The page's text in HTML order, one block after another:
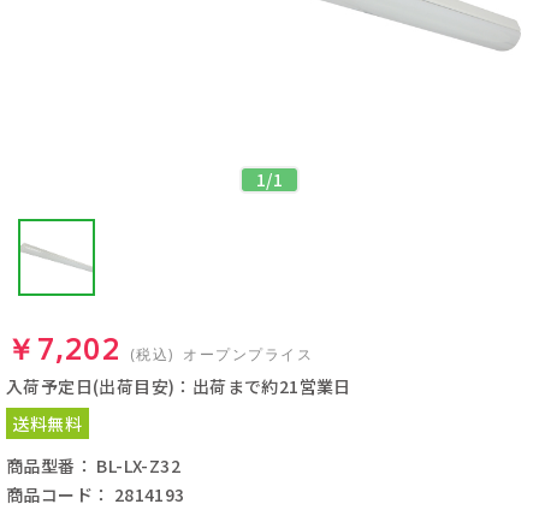
1/1
￥7,202 (税込) オープンプライス
入荷予定日(出荷目安)：出荷まで約21営業日
送料無料
商品型番： BL-LX-Z32
商品コード： 2814193